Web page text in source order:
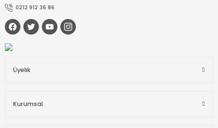
0212 912 36 86
Üyelik
Kurumsal